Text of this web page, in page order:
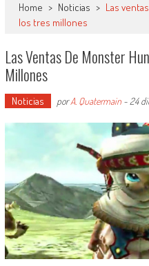
Home > Noticias > Las
los tres millones
Las Ventas De Monster
Millones
Noticias porA. Quatermain- 24